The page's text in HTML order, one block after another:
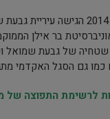
כזכור, בשנת 2014
גם הסגל האקדמי
לרשימת התפוצה של